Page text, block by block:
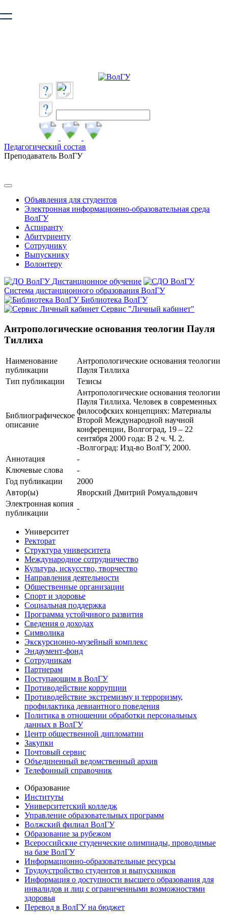
безопасную работу с сайтом. Пожалуйста
Педагогический состав
Преподаватель ВолГУ
Объявления для студентов
Электронная информационно-образовательная среда
ВолГУ
Аспиранту
Абитуриенту
Сотруднику
Выпускнику
Волонтеру
Дистанционное обучение
Система дистанционного образования ВолГУ
Библиотека ВолГУ
Сервис "Личный кабинет"
Антропологические основания теологии Пауля
Тиллиха
Наименование
публикации
Антропологические основания теологии
Пауля Тиллиха
Тип публикации
Тезисы
Библиографическое
описание
Антропологические основания теологии
Пауля Тиллиха. Человек в современных
философских концепциях: Материалы
Второй Международной научной
конференции, Волгоград, 19 – 22
сентября 2000 года: В 2 ч. Ч. 2.
-Волгоград: Изд-во ВолГУ, 2000.
Аннотация
-
Ключевые cлова
-
Год публикации
2000
Автор(ы)
Яворский Дмитрий Ромуальдович
Электронная копия
публикации
-
Университет
Ректорат
Структура университета
Международное сотрудничество
Культура, искусство, творчество
Направления деятельности
Общественные организации
Спорт и здоровье
Социальная поддержка
Программа устойчивого развития
Сведения о доходах
Символика
Экскурсионно-музейный комплекс
Эндаумент-фонд
Сотрудникам
Партнерам
Поступающим в ВолГУ
Противодействие коррупции
Противодействие экстремизму и терроризму,
профилактика девиантного поведения
Политика в отношении обработки персональных
данных в ВолГУ
Центр общественной дипломатии
Закупки
Почтовый сервис
Объединенный ведомственный архив
Телефонный справочник
Образование
Институты
Университетский колледж
Управление образовательных программ
Волжский филиал ВолГУ
Образование за рубежом
Всероссийские студенческие олимпиады, проводимые
на базе ВолГУ
Информационно-образовательные ресурсы
Трудоустройство студентов и выпускников
Информация о доступности высшего образования для
инвалидов и лиц с ограниченными возможностями
здоровья
Перевод в ВолГУ на бюджет